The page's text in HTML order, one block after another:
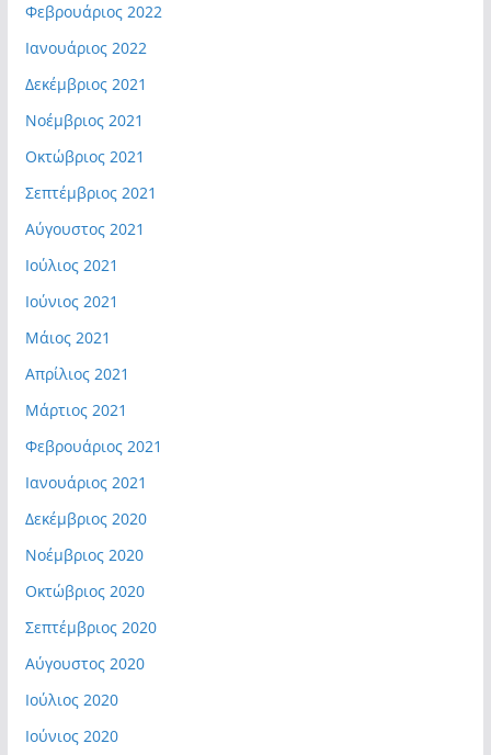
Φεβρουάριος 2022
Ιανουάριος 2022
Δεκέμβριος 2021
Νοέμβριος 2021
Οκτώβριος 2021
Σεπτέμβριος 2021
Αύγουστος 2021
Ιούλιος 2021
Ιούνιος 2021
Μάιος 2021
Απρίλιος 2021
Μάρτιος 2021
Φεβρουάριος 2021
Ιανουάριος 2021
Δεκέμβριος 2020
Νοέμβριος 2020
Οκτώβριος 2020
Σεπτέμβριος 2020
Αύγουστος 2020
Ιούλιος 2020
Ιούνιος 2020